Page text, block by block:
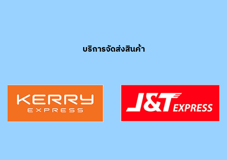
บริการจัดส่งสินค้า